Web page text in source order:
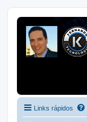
Links rápidos